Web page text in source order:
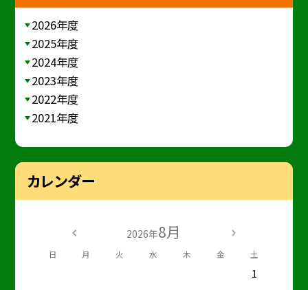
2026年度
2025年度
2024年度
2023年度
2022年度
2021年度
カレンダー
2026年8月
日 月 火 水 木 金 土
1